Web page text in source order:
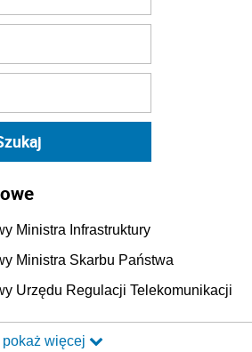
Ministra Infrastruktury
Ministra Skarbu Państwa
Urzędu Regulacji Telekomunikacji
Ministra Transportu i Budownictwa
pokaż więcej